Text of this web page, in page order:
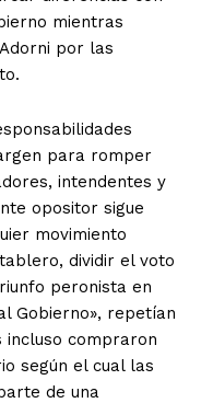
mientras
por las
para romper
intendentes y
opositor sigue
movimiento
dividir el voto
peronista en
Gobierno», repetían
incluso compraron
según el cual las
de una